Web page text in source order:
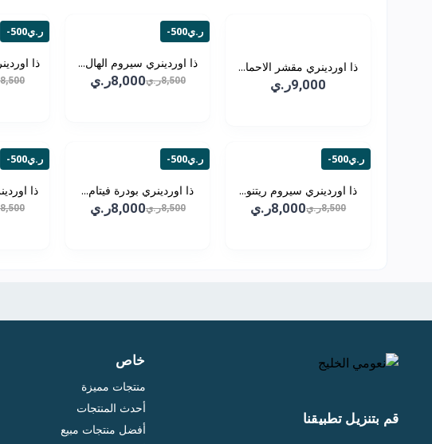
ذا اوردينري مقشر الاحما...
9,000ر.ي
-500ر.ي
ذا اوردينري سيروم الهال...
8,500ر.ي 8,000ر.ي
-500ر.ي
ذا
8,500ر.ي
-500ر.ي
ذا اوردينري سيروم ريتنو...
8,500ر.ي 8,000ر.ي
-500ر.ي
ذا اوردينري بودرة فيتام...
8,500ر.ي 8,000ر.ي
-500ر.ي
ذا
8,500ر.ي
قم بتنزيل تطبيقنا
خاص
منتجات مميزة
أحدث المنتجات
أفضل منتجات مبيع